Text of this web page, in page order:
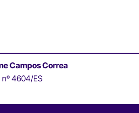
Campos Correa
4604/ES